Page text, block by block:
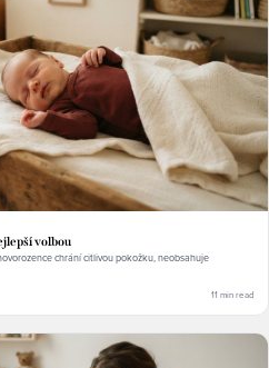
volbou
chrání citlivou pokožku, neobsahuje
11 min read